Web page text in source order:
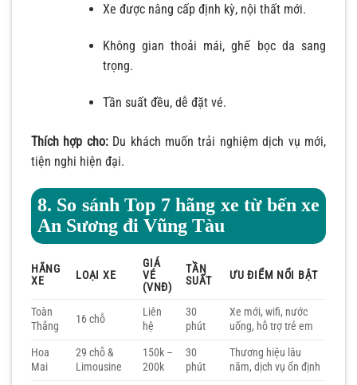
Xe được nâng cấp định kỳ, nội thất mới.
Không gian thoải mái, ghế bọc da sang
trọng.
Tần suất đều, dễ đặt vé.
Thích hợp cho:Du khách muốn trải nghiệm dịch vụ mới,
tiện nghi hiện đại.
8. So sánh Top 7 hãng xe từ bến xe
An Sương đi Vũng Tàu
HÃNG
XE
LOẠI XE
GIÁ
VÉ
(VNĐ)
TẦN
SUẤT
ƯU ĐIỂM NỔI BẬT
Toàn
Thắng
16 chỗ
Liên
hệ
30
phút
Xe mới, wifi, nước
uống, hỗ trợ trẻ em
Hoa
Mai
29 chỗ &
Limousine
150k –
200k
30
phút
Thương hiệu lâu
năm, dịch vụ ổn định